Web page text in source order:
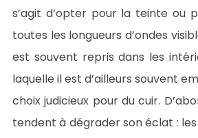
s’agit d’opter pour la teinte ou
toutes les longueurs d’ondes
est souvent repris dans les
laquelle il est d’ailleurs souvent
choix judicieux pour du cuir.
tendent à dégrader son éclat :